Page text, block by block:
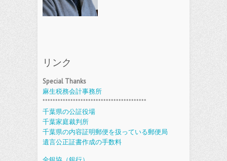
リンク
Special Thanks
麻生税務会計事務所
*****************************************
千葉県の公証役場
千葉家庭裁判所
千葉県の内容証明郵便を扱っている郵便局
遺言公正証書作成の手数料